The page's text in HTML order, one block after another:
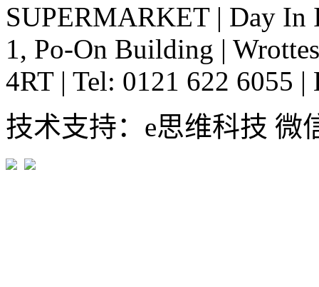
SUPERMARKET | Day In
1, Po-On Building |
4RT | Tel: 0121 622 6055 |
技术支持：e思维科技 微